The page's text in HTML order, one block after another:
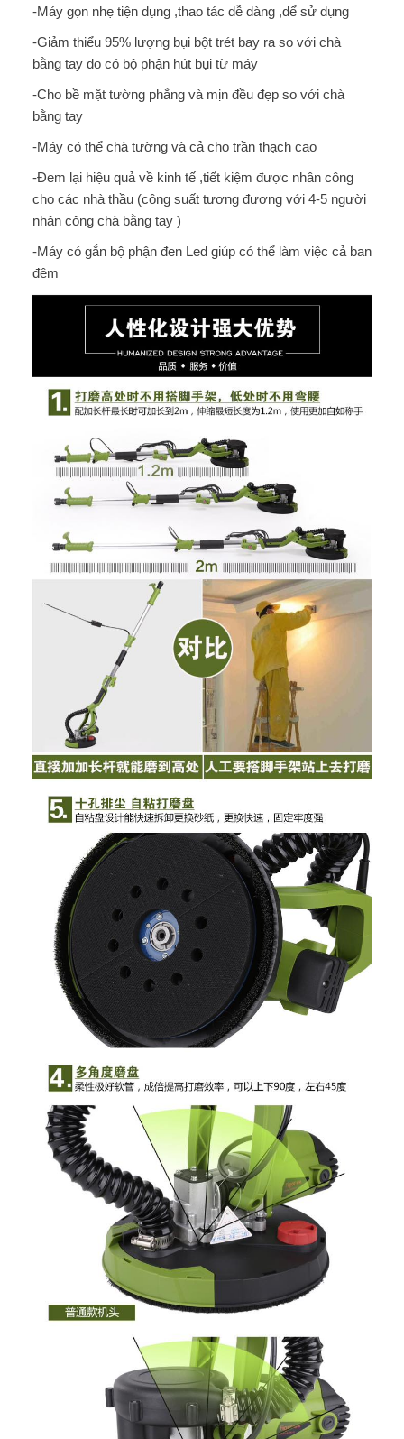
-Máy gọn nhẹ tiện dụng ,thao tác dễ dàng ,dể sử dụng
-Giảm thiểu 95% lượng bụi bột trét bay ra so với chà
bằng tay do có bộ phận hút bụi từ máy
-Cho bề mặt tường phẳng và mịn đều đẹp so với chà
bằng tay
-Máy có thể chà tường và cả cho trần thạch cao
-Đem lại hiệu quả về kinh tế ,tiết kiệm được nhân công
cho các nhà thầu (công suất tương đương với 4-5 người
nhân công chà bằng tay )
-Máy có gắn bộ phận đen Led giúp có thể làm việc cả ban
đêm